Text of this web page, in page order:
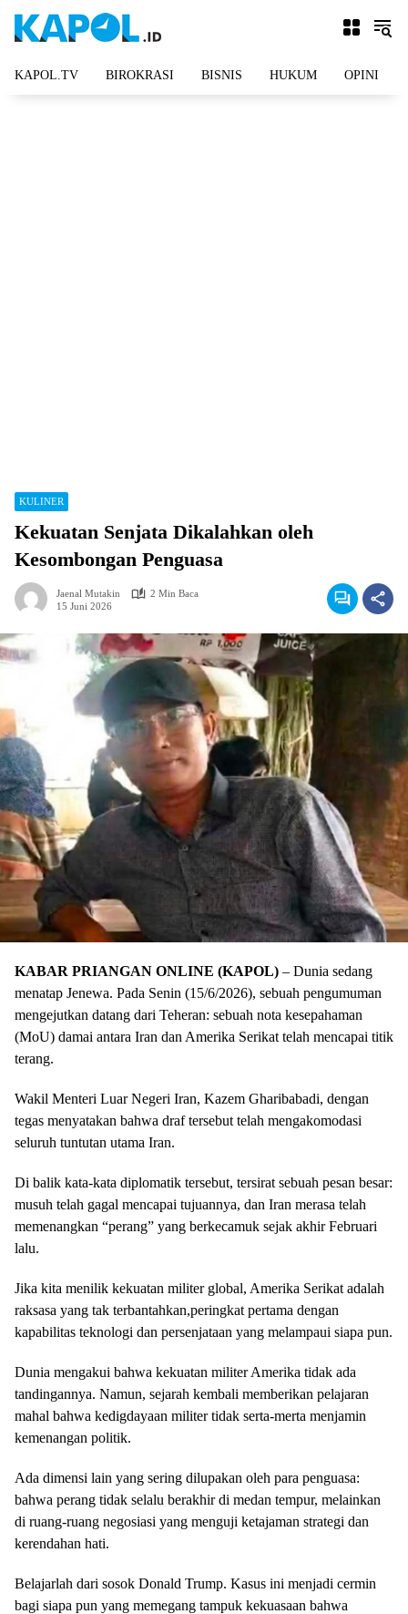
KAPOL.TV BIROKRASI BISNIS HUKUM OPINI
KULINER
Kekuatan Senjata Dikalahkan oleh
Kesombongan Penguasa
Jaenal Mutakin
2 Min Baca
15 Juni 2026
KABAR PRIANGAN ONLINE (KAPOL) – Dunia sedang
menatap Jenewa. Pada Senin (15/6/2026), sebuah pengumuman
mengejutkan datang dari Teheran: sebuah nota kesepahaman
(MoU) damai antara Iran dan Amerika Serikat telah mencapai titik
terang.
Wakil Menteri Luar Negeri Iran, Kazem Gharibabadi, dengan
tegas menyatakan bahwa draf tersebut telah mengakomodasi
seluruh tuntutan utama Iran.
Di balik kata-kata diplomatik tersebut, tersirat sebuah pesan besar:
musuh telah gagal mencapai tujuannya, dan Iran merasa telah
memenangkan “perang” yang berkecamuk sejak akhir Februari
lalu. ​
Jika kita menilik kekuatan militer global, Amerika Serikat adalah
raksasa yang tak terbantahkan,peringkat pertama dengan
kapabilitas teknologi dan persenjataan yang melampaui siapa pun.
Dunia mengakui bahwa kekuatan militer Amerika tidak ada
tandingannya. Namun, sejarah kembali memberikan pelajaran
mahal bahwa kedigdayaan militer tidak serta-merta menjamin
kemenangan politik.
Ada dimensi lain yang sering dilupakan oleh para penguasa:
bahwa perang tidak selalu berakhir di medan tempur, melainkan
di ruang-ruang negosiasi yang menguji ketajaman strategi dan
kerendahan hati.
​Belajarlah dari sosok Donald Trump. Kasus ini menjadi cermin
bagi siapa pun yang memegang tampuk kekuasaan bahwa